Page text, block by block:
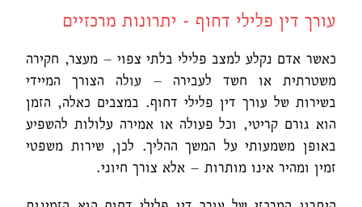
עורך דין פלילי דחוף - יתרונות מרכזיים
כאשר אדם נקלע למצב פלילי בלתי צפוי – מעצר, חקירה
משטרתית או חשד לעבירה – עולה הצורך המיידי
בשירות של עורך דין פלילי דחוף. במצבים כאלה, הזמן
הוא גורם קריטי, וכל פעולה או אמירה עלולות להשפיע
באופן משמעותי על המשך ההליך. לכן, שירות משפטי
זמין ומהיר אינו מותרות – אלא צורך חיוני.